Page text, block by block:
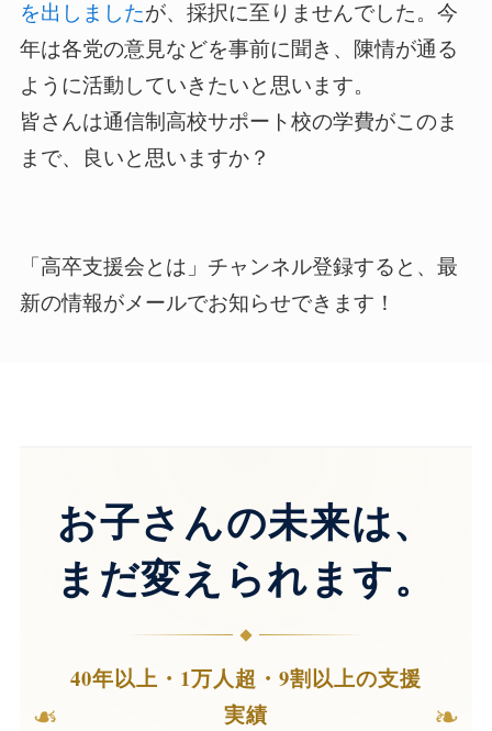
を出しましたが、採択に至りませんでした。今
年は各党の意見などを事前に聞き、陳情が通る
ように活動していきたいと思います。
皆さんは通信制高校サポート校の学費がこのま
まで、良いと思いますか？
「高卒支援会とは」チャンネル登録すると、最
新の情報がメールでお知らせできます！
お子さんの未来は、
まだ変えられます。
❧
40年以上・1万人超・9割以上の支援
実績
❧